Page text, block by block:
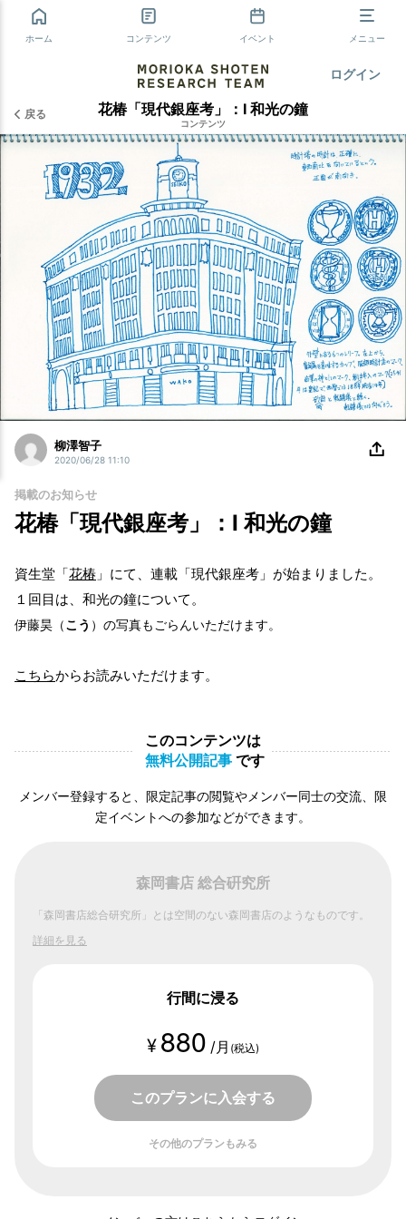
ホーム コンテンツ イベント メニュー
ログイン
戻る 花椿「現代銀座考」：Ⅰ 和光の鐘
コンテンツ
柳澤智子
2020/06/28 11:10
掲載のお知らせ
花椿「現代銀座考」：Ⅰ 和光の鐘
資生堂「花椿 」にて、 連載「現代銀座考」が始まりました。
１回目は、和光の鐘について。
伊藤昊（こう ）の写真もごらんいただけます。
こちらからお読みいただけます。
このコンテンツは
無料公開記事 です
メンバー登録すると、限定記事の閲覧やメンバー同士の交流、限
定イベントへの参加などができます。
森岡書店 総合硏究所
「森岡書店総合研究所」とは空間のない森岡書店のようなものです。
詳細を見る
行間に浸る
¥ 880 /月 (税込)
このプランに入会する
その他のプランもみる